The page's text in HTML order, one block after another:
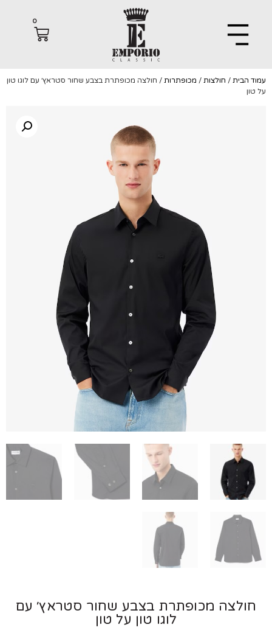
הבית/חולצות /מכופתרות/ חולצה מכופתרת בצבע שחור סטראץ׳ עם לוגו טון
מכופתרת בצבע שחור סטראץ׳ עם
לוגו טון על טון